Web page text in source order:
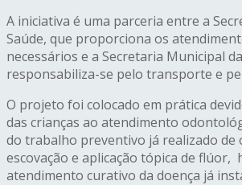
A iniciativa é uma parceria entre a
Saúde, que proporciona os
necessários e a Secretaria Municipal
responsabiliza-se pelo transporte e
O projeto foi colocado em prática
das crianças ao atendimento
do trabalho preventivo já realizado de
escovação e aplicação tópica de flúor,
atendimento curativo da doença já